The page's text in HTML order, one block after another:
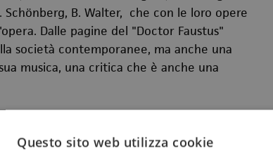
B. Walter, che con le loro opere
Dalle pagine del "Doctor Faustus"
società contemporanee, ma anche una
musica, una critica che è anche una
n.32 in do minore op.11di Ludwig van
Questo sito web utilizza cookie